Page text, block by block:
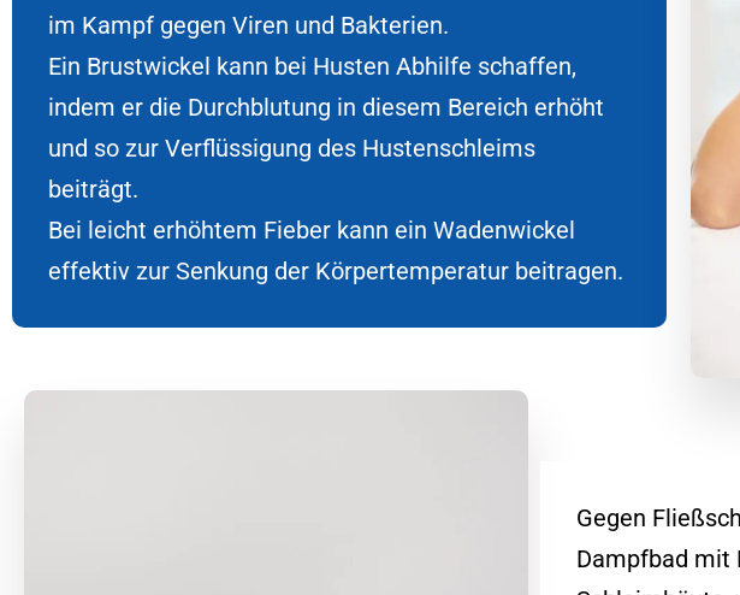
im Kampf gegen Viren und Bakterien.
Ein Brustwickel kann bei Husten Abhilfe schaffen,
indem er die Durchblutung in diesem Bereich erhöht
und so zur Verflüssigung des Hustenschleims
beiträgt.
Bei leicht erhöhtem Fieber kann ein Wadenwickel
effektiv zur Senkung der Körpertemperatur beitragen.
Gegen
Dampfbad mit